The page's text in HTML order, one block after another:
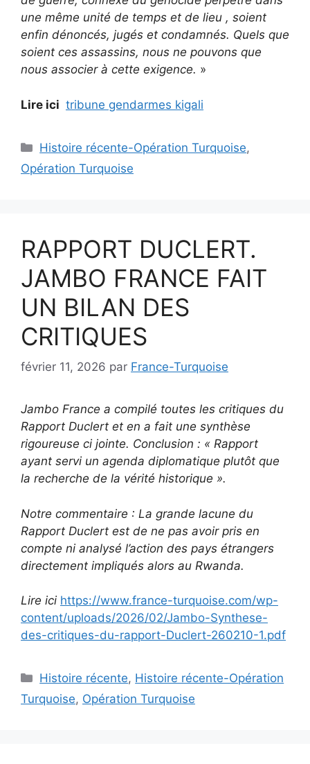
une même unité de temps et de lieu , soient
enfin dénoncés, jugés et condamnés. Quels que
soient ces assassins, nous ne pouvons que
nous associer à cette exigence. »
Lire ici tribune gendarmes kigali
Catégories
Histoire récente-Opération Turquoise,
Opération Turquoise
RAPPORT DUCLERT.
JAMBO FRANCE FAIT
UN BILAN DES
CRITIQUES
février 11, 2026 par France-Turquoise
Jambo France a compilé toutes les critiques du
Rapport Duclert et en a fait une synthèse
rigoureuse ci jointe. Conclusion : « Rapport
ayant servi un agenda diplomatique plutôt que
la recherche de la vérité historique ».
Notre commentaire : La grande lacune du
Rapport Duclert est de ne pas avoir pris en
compte ni analysé l’action des pays étrangers
directement impliqués alors au Rwanda.
Lire ici https://www.france-turquoise.com/wp-
content/uploads/2026/02/Jambo-Synthese-
des-critiques-du-rapport-Duclert-260210-1.pdf
Catégories
Histoire récente, Histoire récente-Opération
Turquoise, Opération Turquoise